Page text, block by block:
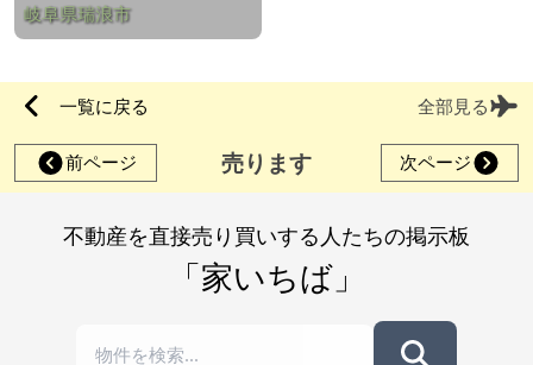
岐阜県瑞浪市
一覧に戻る 全部見る
前ページ 売ります 次ページ
不動産を直接売り買いする人たちの掲示板
「家いちば」